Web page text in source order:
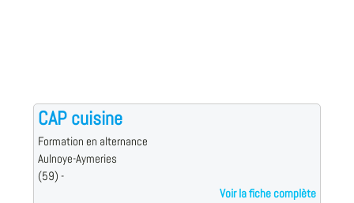
CAP cuisine
Formation en alternance
Aulnoye-Aymeries
(59) -
Voir la fiche complète